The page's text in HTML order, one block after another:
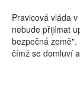
Pravicová vláda
nebude přijímat
bezpečná
čímž se domluví